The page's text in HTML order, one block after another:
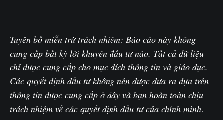
Tuyên bố miễn trừ trách nhiệm: Báo cáo này không
cung cấp bất kỳ lời khuyên đầu tư nào. Tất cả dữ liệu
chỉ được cung cấp cho mục đích thông tin và giáo dục.
Các quyết định đầu tư không nên được đưa ra dựa trên
thông tin được cung cấp ở đây và bạn hoàn toàn chịu
trách nhiệm về các quyết định đầu tư của chính mình.‌